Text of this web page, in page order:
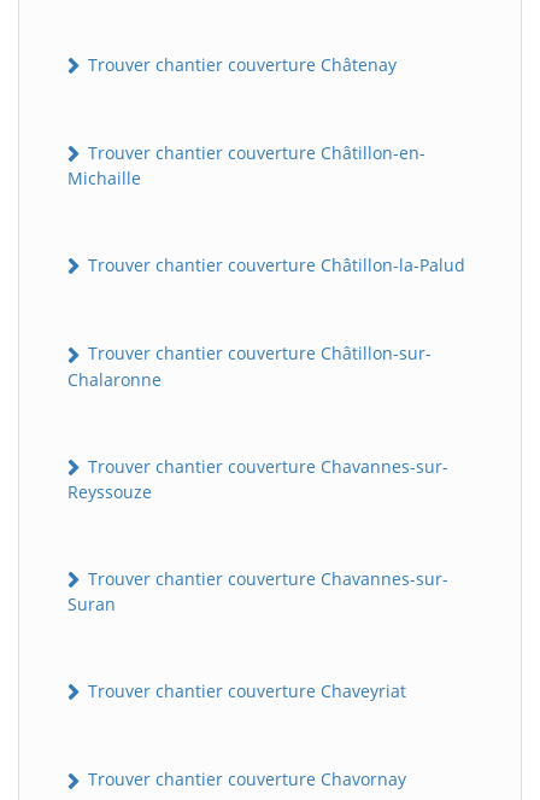
Trouver chantier couverture Châtenay
Trouver chantier couverture Châtillon-en-
Michaille
Trouver chantier couverture Châtillon-la-Palud
Trouver chantier couverture Châtillon-sur-
Chalaronne
Trouver chantier couverture Chavannes-sur-
Reyssouze
Trouver chantier couverture Chavannes-sur-
Suran
Trouver chantier couverture Chaveyriat
Trouver chantier couverture Chavornay